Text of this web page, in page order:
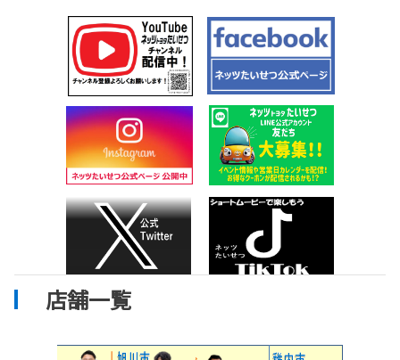
ハイランダーを、8月1日より発売しま
トヨタの米国工場で生産したハイランダーを、8
月1日より発売します。
詳しくはこちら
試乗車・展示車情報を更新しました！
稚内店ハイラックス、名寄店ランクルＦＪ、旭
川店ハイラックスを展示始まりました！
詳しくはこちら
店舗一覧